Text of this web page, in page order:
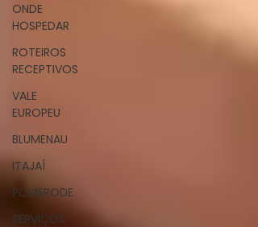
ONDE
HOSPEDAR
ROTEIROS
RECEPTIVOS
VALE
EUROPEU
BLUMENAU
ITAJAÍ
POMERODE
SERVIÇOS